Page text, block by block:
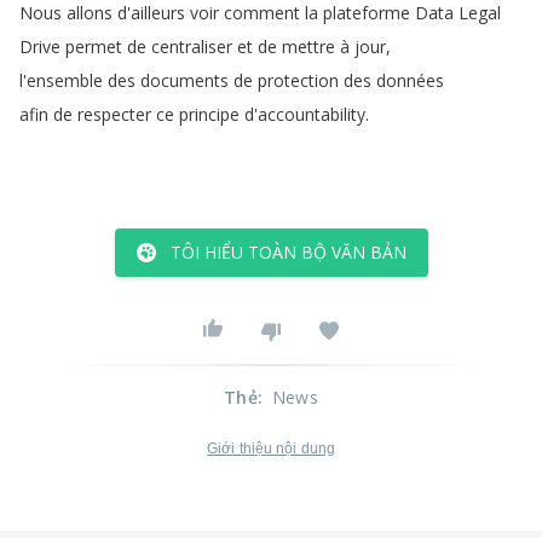
Nous allons d'ailleurs voir comment la plateforme Data Legal
Drive permet de centraliser et de mettre à jour,
l'ensemble des documents de protection des données
afin de respecter ce principe d'accountability.
TÔI HIỂU TOÀN BỘ VĂN BẢN
Thẻ: News
Giới thiệu nội dung